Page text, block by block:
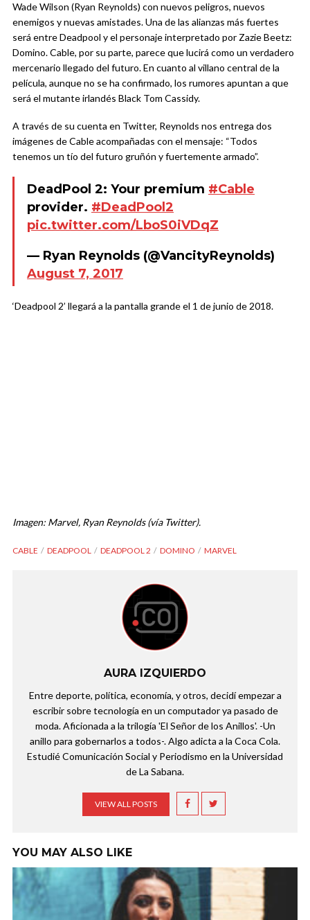
Wade Wilson (Ryan Reynolds) con nuevos peligros, nuevos
enemigos y nuevas amistades. Una de las alianzas más fuertes
será entre Deadpool y el personaje interpretado por Zazie Beetz:
Domino. Cable, por su parte, parece que lucirá como un verdadero
mercenario llegado del futuro. En cuanto al villano central de la
película, aunque no se ha confirmado, los rumores apuntan a que
será el mutante irlandés Black Tom Cassidy.
A través de su cuenta en Twitter, Reynolds nos entrega dos
imágenes de Cable acompañadas con el mensaje: “Todos
tenemos un tío del futuro gruñón y fuertemente armado”.
DeadPool 2: Your premium #Cable
provider. #DeadPool2
pic.twitter.com/LboS0iVDqZ
— Ryan Reynolds (@VancityReynolds)
August 7, 2017
‘Deadpool 2’ llegará a la pantalla grande el 1 de junio de 2018.
Imagen: Marvel, Ryan Reynolds (vía Twitter).
CABLE DEADPOOL DEADPOOL 2 DOMINO MARVEL
AURA IZQUIERDO
Entre deporte, política, economía, y otros, decidí empezar a
escribir sobre tecnología en un computador ya pasado de
moda. Aficionada a la trilogía 'El Señor de los Anillos'. -Un
anillo para gobernarlos a todos-. Algo adicta a la Coca Cola.
Estudié Comunicación Social y Periodismo en la Universidad
de La Sabana.
VIEW ALL POSTS
YOU MAY ALSO LIKE